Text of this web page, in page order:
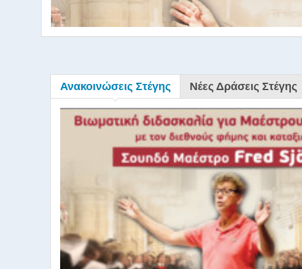
Ανακοινώσεις Στέγης Νέες Δράσεις Στέγης